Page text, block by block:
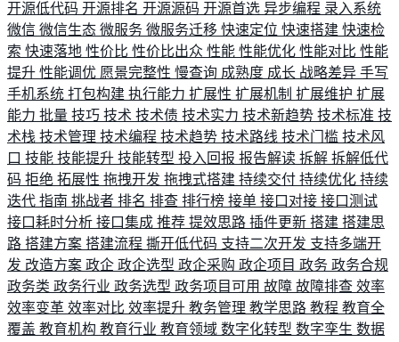
开源低代码 开源排名 开源源码 开源首选 异步编程 录入系统
微信 微信生态 微服务 微服务迁移 快速定位 快速搭建 快速检
索 快速落地 性价比 性价比出众 性能 性能优化 性能对比 性能
提升 性能调优 愿景完整性 慢查询 成熟度 成长 战略差异 手写
手机系统 打包构建 执行能力 扩展性 扩展机制 扩展维护 扩展
能力 批量 技巧 技术 技术债 技术实力 技术新趋势 技术标准 技
术栈 技术管理 技术编程 技术趋势 技术路线 技术门槛 技术风
口 技能 技能提升 技能转型 投入回报 报告解读 拆解 拆解低代
码 拒绝 拓展性 拖拽开发 拖拽式搭建 持续交付 持续优化 持续
迭代 指南 挑战者 排名 排查 排行榜 接单 接口对接 接口测试
接口耗时分析 接口集成 推荐 提效思路 插件更新 搭建 搭建思
路 搭建方案 搭建流程 撕开低代码 支持二次开发 支持多端开
发 改造方案 政企 政企选型 政企采购 政企项目 政务 政务合规
政务类 政务行业 政务选型 政务项目可用 故障 故障排查 效率
效率变革 效率对比 效率提升 教务管理 教学思路 教程 教育全
覆盖 教育机构 教育行业 教育领域 数字化转型 数字孪生 数据